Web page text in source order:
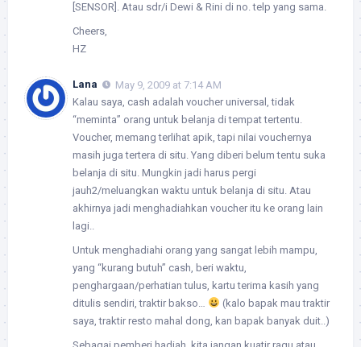
[SENSOR]. Atau sdr/i Dewi & Rini di no. telp yang sama.
Cheers,
HZ
Lana
May 9, 2009 at 7:14 AM
Kalau saya, cash adalah voucher universal, tidak
“meminta” orang untuk belanja di tempat tertentu.
Voucher, memang terlihat apik, tapi nilai vouchernya
masih juga tertera di situ. Yang diberi belum tentu suka
belanja di situ. Mungkin jadi harus pergi
jauh2/meluangkan waktu untuk belanja di situ. Atau
akhirnya jadi menghadiahkan voucher itu ke orang lain
lagi..
Untuk menghadiahi orang yang sangat lebih mampu,
yang “kurang butuh” cash, beri waktu,
penghargaan/perhatian tulus, kartu terima kasih yang
ditulis sendiri, traktir bakso…
(kalo bapak mau traktir
saya, traktir resto mahal dong, kan bapak banyak duit..)